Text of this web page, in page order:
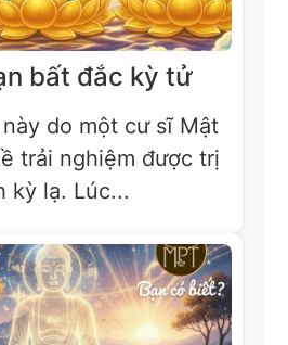
bất đắc kỳ tử
do một cư sĩ Mật
trải nghiệm được trị
kỳ lạ. Lúc...